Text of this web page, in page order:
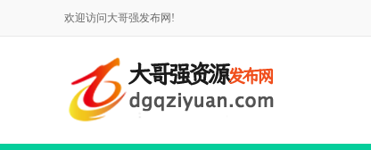
欢迎访问大哥强发布网!